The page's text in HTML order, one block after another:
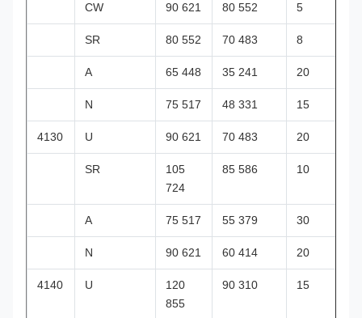
CW 90 621 80 552 5
SR 80 552 70 483 8
A 65 448 35 241 20
N 75 517 48 331 15
4130 U 90 621 70 483 20
SR
105
724
85 586 10
A 75 517 55 379 30
N 90 621 60 414 20
4140 U
120
855
90 310 15